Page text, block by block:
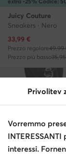
Juicy Couture
Sneakers · Nero
Prezzo attuale
33,99 €
Prezzo regolare49,99
Prezzo più basso
Privolitev
Vorremmo
interessi.